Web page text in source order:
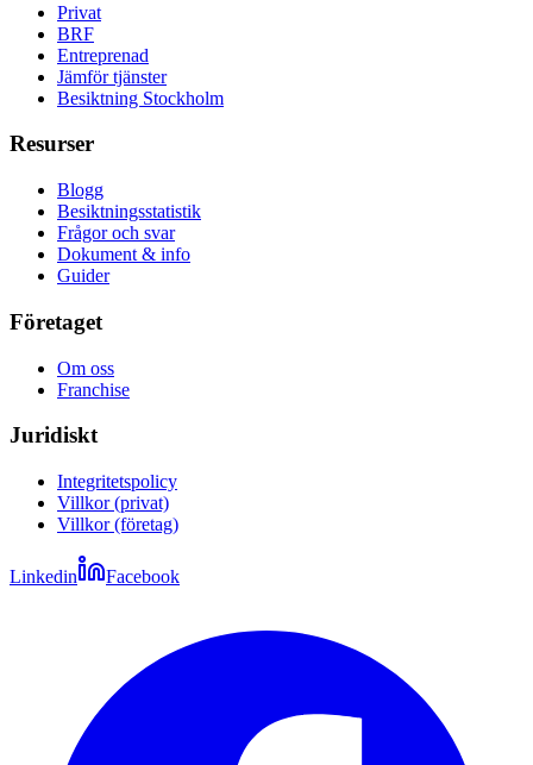
Privat
BRF
Entreprenad
Jämför tjänster
Besiktning Stockholm
Resurser
Blogg
Besiktningsstatistik
Frågor och svar
Dokument & info
Guider
Företaget
Om oss
Franchise
Juridiskt
Integritetspolicy
Villkor (privat)
Villkor (företag)
Linkedin Facebook